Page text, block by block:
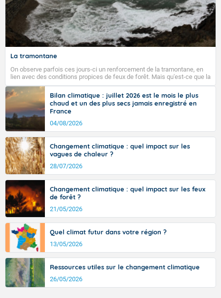
La tramontane
On observe parfois ces jours-ci un renforcement de la tramontane, en
lien avec des conditions propices de feux de forêt. Mais qu'est-ce que la
tramontane ? Quelles sont ses caractéristiques ? La tramontane est un
vent turbulent soufflant de secteur nord-ouest à nord, ou ouest à nord-
ouest, dans un secteur qui part du Roussillon à la vallée de l’Aude et à
l’ouest de l’Hérault. L’étymologie de ce vent vient du latin trasmontanus,
signifiant au-delà des monts, en allusion aux régions montagneuses
d’où provient ce vent.
Bilan climatique : juillet 2026 est le mois le plus
chaud et un des plus secs jamais enregistré en
France
04/08/2026
Changement climatique : quel impact sur les
vagues de chaleur ?
28/07/2026
Changement climatique : quel impact sur les feux
de forêt ?
21/05/2026
Quel climat futur dans votre région ?
13/05/2026
Ressources utiles sur le changement climatique
26/05/2026